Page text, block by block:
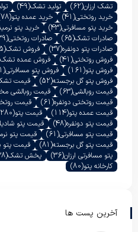
تشک ارزان(62) تولید تشک(49)
خرید روتختی(41) خرید عمده پتو(78)
خرید پتو مسافرتی(43) خرید پتو
صادرات تشک(65) صادرات روتختی(39)
صادرات پتو دونفره(37) فروش تشک(55)
فروش روتختی(41) فروش عمده تشک
فروش پتو(161) فروش پتو مسافرتی(41)
فروش پتو گل برجسته(52) قیمت
قیمت روبالشی(63) قیمت روبالشی
قیمت روتختی دونفره(61) قیمت
قیمت عمده پتو(114) قیمت پتو(280)
قیمت پتو دونفره(48) قیمت پتو
قیمت پتو مسافرتی(61) قیمت پتو
قیمت پتو گل برجسته(81) قیمت پتو
پتو مسافرتی ارزان(36) پخش تشک(38)
کارخانه پتو(80)
آخرین پست ها